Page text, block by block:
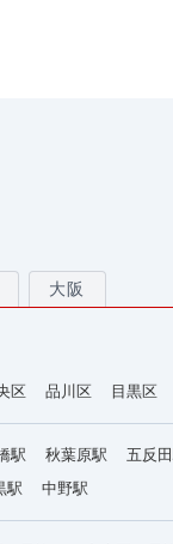
大阪
区 品川区 目黒区
駅 秋葉原駅 五反
駅 中野駅